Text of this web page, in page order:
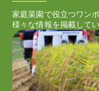
家庭菜園で役立つワン
様々な情報を掲載してい